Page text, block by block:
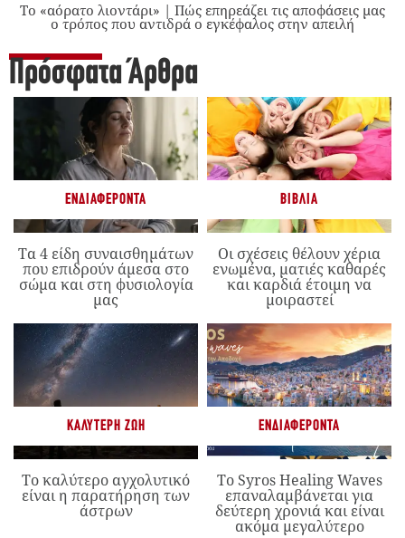
Το «αόρατο λιοντάρι» | Πώς επηρεάζει τις αποφάσεις μας
ο τρόπος που αντιδρά ο εγκέφαλος στην απειλή
Πρόσφατα Άρθρα
ΕΝΔΙΑΦΈΡΟΝΤΑ
Τα 4 είδη συναισθημάτων
που επιδρούν άμεσα στο
σώμα και στη φυσιολογία
μας
ΒΙΒΛΊΑ
Οι σχέσεις θέλουν χέρια
ενωμένα, ματιές καθαρές
και καρδιά έτοιμη να
μοιραστεί
ΚΑΛΎΤΕΡΗ ΖΩΉ
Το καλύτερο αγχολυτικό
είναι η παρατήρηση των
άστρων
ΕΝΔΙΑΦΈΡΟΝΤΑ
Το Syros Healing Waves
επαναλαμβάνεται για
δεύτερη χρονιά και είναι
ακόμα μεγαλύτερο